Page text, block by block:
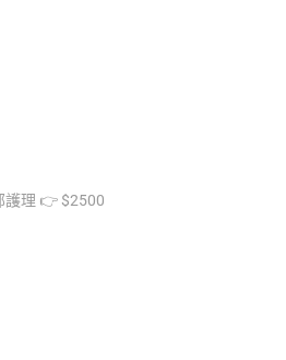
護理 👉 $2500